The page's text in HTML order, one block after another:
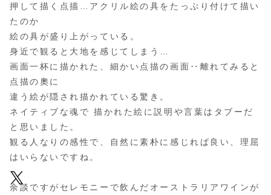
押して描く点描…アクリル絵の具をたっぷり付けて描い
たのか
絵の具が盛り上がっている。
身近で観ると大地を感じてしまう…
画面一杯に描かれた、細かい点描の画面‥離れてみると
点描の奧に
違う絵が隠され描かれている驚き。
ネイティブな魂で 描かれた絵に説明や言葉はタブーだ
と思いました。
観る人なりの感性で、自然に素朴に感じれば良い、理屈
はいらないですね。
余談ですがセレモニーで飲んだオーストラリアワインが